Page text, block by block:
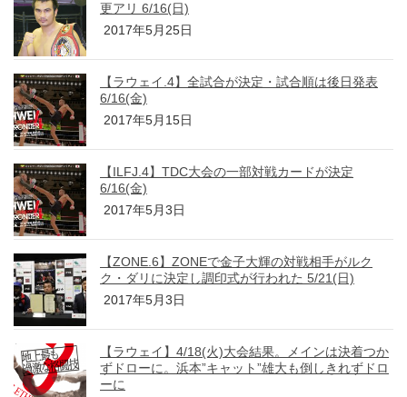
更アリ 6/16(日)
2017年5月25日
【ラウェイ.4】全試合が決定・試合順は後日発表
6/16(金)
2017年5月15日
【ILFJ.4】TDC大会の一部対戦カードが決定
6/16(金)
2017年5月3日
【ZONE.6】ZONEで金子大輝の対戦相手がルク
ク・ダリに決定し調印式が行われた 5/21(日)
2017年5月3日
【ラウェイ】4/18(火)大会結果。メインは決着つか
ずドローに。浜本”キャット”雄大も倒しきれずドロ
ーに